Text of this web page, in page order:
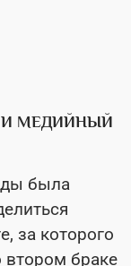
И МЕДИЙНЫЙ
была
за которого
втором браке